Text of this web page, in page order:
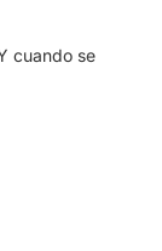
cuando se